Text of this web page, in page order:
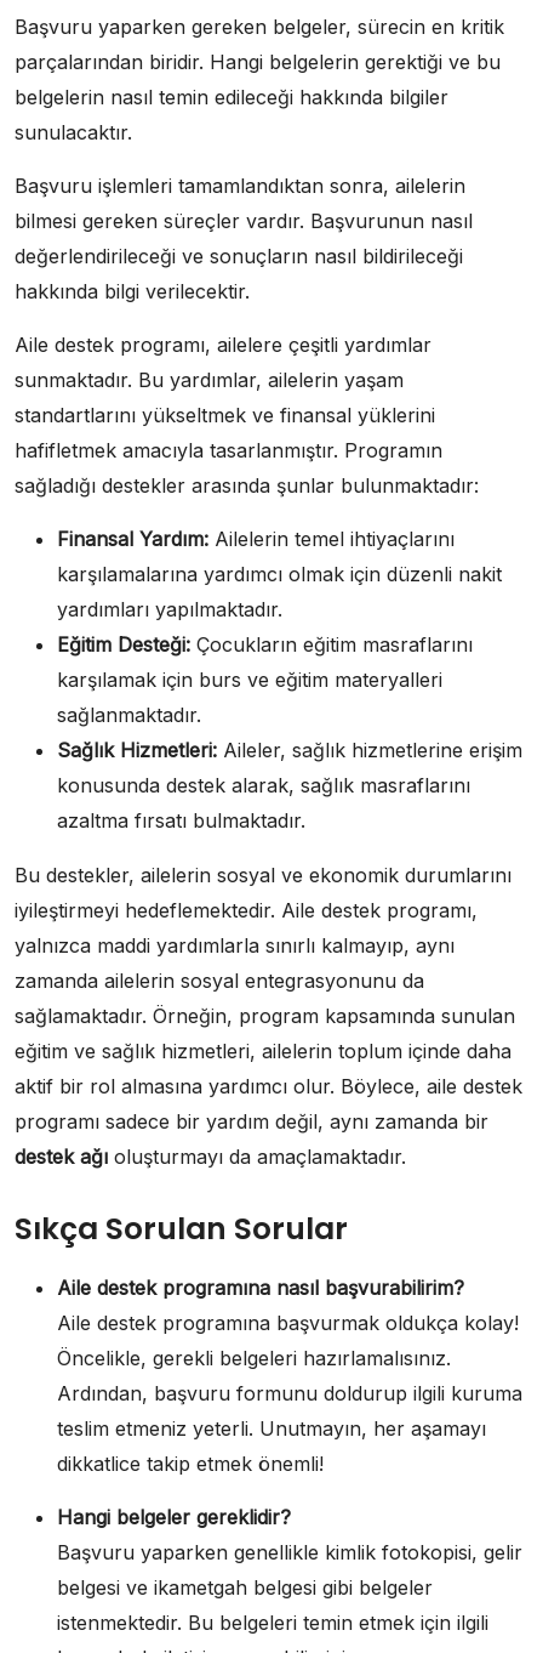
Başvuru yaparken gereken belgeler, sürecin en kritik
parçalarından biridir. Hangi belgelerin gerektiği ve bu
belgelerin nasıl temin edileceği hakkında bilgiler
sunulacaktır.
Başvuru işlemleri tamamlandıktan sonra, ailelerin
bilmesi gereken süreçler vardır. Başvurunun nasıl
değerlendirileceği ve sonuçların nasıl bildirileceği
hakkında bilgi verilecektir.
Aile destek programı, ailelere çeşitli yardımlar
sunmaktadır. Bu yardımlar, ailelerin yaşam
standartlarını yükseltmek ve finansal yüklerini
hafifletmek amacıyla tasarlanmıştır. Programın
sağladığı destekler arasında şunlar bulunmaktadır:
Finansal Yardım: Ailelerin temel ihtiyaçlarını
karşılamalarına yardımcı olmak için düzenli nakit
yardımları yapılmaktadır.
Eğitim Desteği: Çocukların eğitim masraflarını
karşılamak için burs ve eğitim materyalleri
sağlanmaktadır.
Sağlık Hizmetleri: Aileler, sağlık hizmetlerine erişim
konusunda destek alarak, sağlık masraflarını
azaltma fırsatı bulmaktadır.
Bu destekler, ailelerin sosyal ve ekonomik durumlarını
iyileştirmeyi hedeflemektedir. Aile destek programı,
yalnızca maddi yardımlarla sınırlı kalmayıp, aynı
zamanda ailelerin sosyal entegrasyonunu da
sağlamaktadır. Örneğin, program kapsamında sunulan
eğitim ve sağlık hizmetleri, ailelerin toplum içinde daha
aktif bir rol almasına yardımcı olur. Böylece, aile destek
programı sadece bir yardım değil, aynı zamanda bir
destek ağı oluşturmayı da amaçlamaktadır.
Sıkça Sorulan Sorular
Aile destek programına nasıl başvurabilirim?
Aile destek programına başvurmak oldukça kolay!
Öncelikle, gerekli belgeleri hazırlamalısınız.
Ardından, başvuru formunu doldurup ilgili kuruma
teslim etmeniz yeterli. Unutmayın, her aşamayı
dikkatlice takip etmek önemli!
Hangi belgeler gereklidir?
Başvuru yaparken genellikle kimlik fotokopisi, gelir
belgesi ve ikametgah belgesi gibi belgeler
istenmektedir. Bu belgeleri temin etmek için ilgili